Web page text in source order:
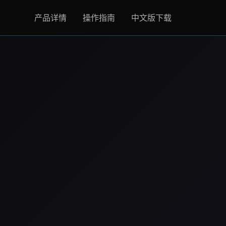
产品详情 操作指南 中文版下载